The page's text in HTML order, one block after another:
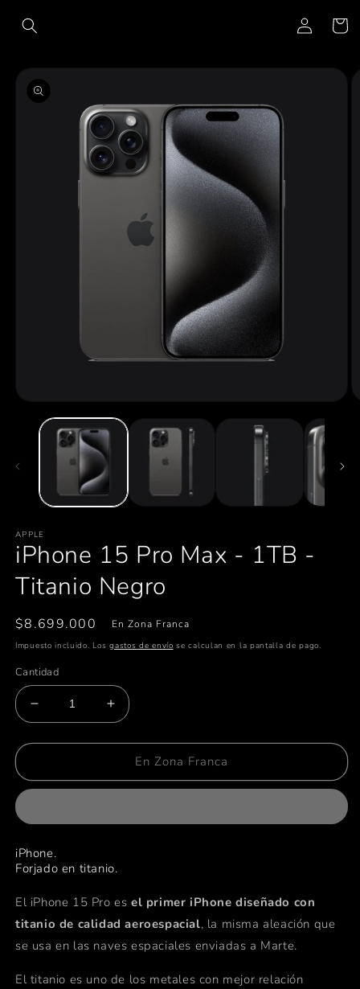
directamente
al contenido
Iniciar
sesión
Carrito
directamente
a la
información
del producto
elemento
multimedia
una
modal
APPLE
iPhone 15 Pro Max - 1TB -
Titanio Negro
Precio
habitual
$8.699.000 En Zona Franca
Impuesto incluido. Losgastos de envío se calculan en la pantalla de pago.
Cantidad
Reducir
cantidad
para
15
-
-
Titanio
Negro
Aumentar
cantidad
para
iPhone
15
-
-
Negro
En Zona Franca
iPhone.
Forjado en titanio.
El iPhone 15 Pro es el primer iPhone diseñado con
titanio de calidad aeroespacial, la misma aleación que
se usa en las naves espaciales enviadas a Marte.
El titanio es uno de los metales con mejor relación